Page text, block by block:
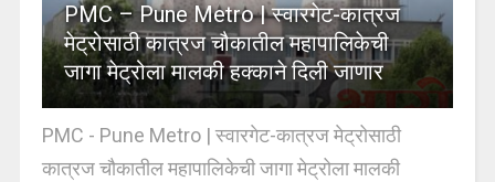
PMC – Pune Metro | स्वारगेट-कात्रज
मेट्रोसाठी कात्रज चौकातील महापालिकेची
जागा मेट्रोला मालकी हक्काने दिली जाणार
PMC - Pune Metro | स्वारगेट-कात्रज मेट्रोसाठी
कात्रज चौकातील महापालिकेची जागा मेट्रोला मालकी